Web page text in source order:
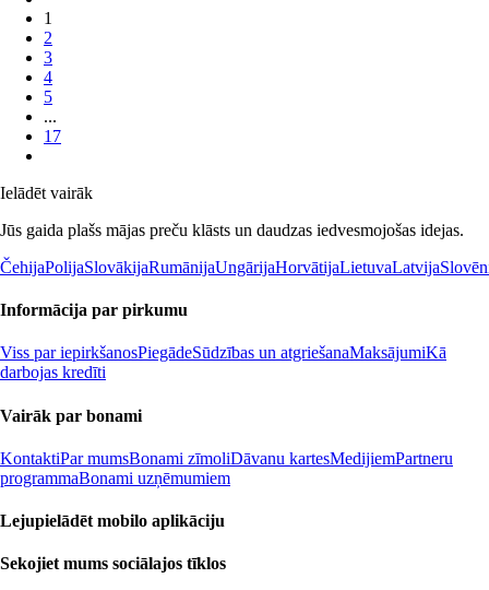
1
2
3
4
5
...
17
Ielādēt vairāk
Jūs gaida plašs mājas preču klāsts un daudzas iedvesmojošas idejas.
ČehijaPolijaSlovākijaRumānijaUngārijaHorvātijaLietuvaLatvija
Informācija par pirkumu
Viss par iepirkšanosPiegādeSūdzības un atgriešanaMaksājumiKā
darbojas kredīti
Vairāk par bonami
KontaktiPar mumsBonami zīmoliDāvanu kartesMedijiemPartneru
programmaBonami uzņēmumiem
Lejupielādēt mobilo aplikāciju
Sekojiet mums sociālajos tīklos